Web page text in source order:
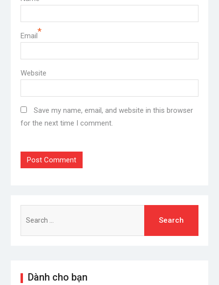
Email*
Website
Save my name, email, and website in this browser
for the next time I comment.
for:
Dành cho bạn